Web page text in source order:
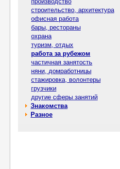
строительство, архитектура
офисная работа
бары, рестораны
охрана
туризм, отдых
работа за рубежом
частичная занятость
няни, домработницы
стажировка, волонтеры
грузчики
другие сферы занятий
Знакомства
Разное